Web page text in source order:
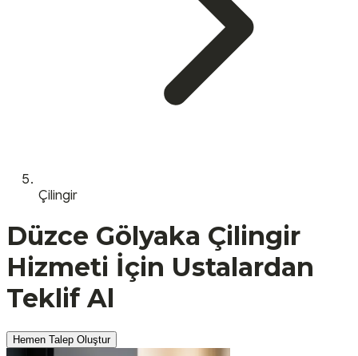
Çilingir
Düzce Gölyaka Çilingir
Hizmeti İçin Ustalardan
Teklif Al
Hemen Talep Oluştur